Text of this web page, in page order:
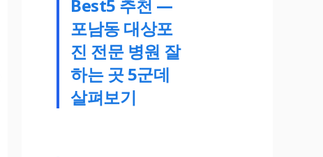
Best5 추천 —
포남동 대상포
진 전문 병원 잘
하는 곳 5군데
살펴보기